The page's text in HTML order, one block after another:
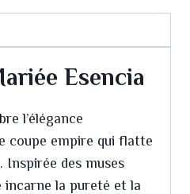
Esencia
l’élégance
coupe empire qui flatte
des muses
incarne la pureté et la